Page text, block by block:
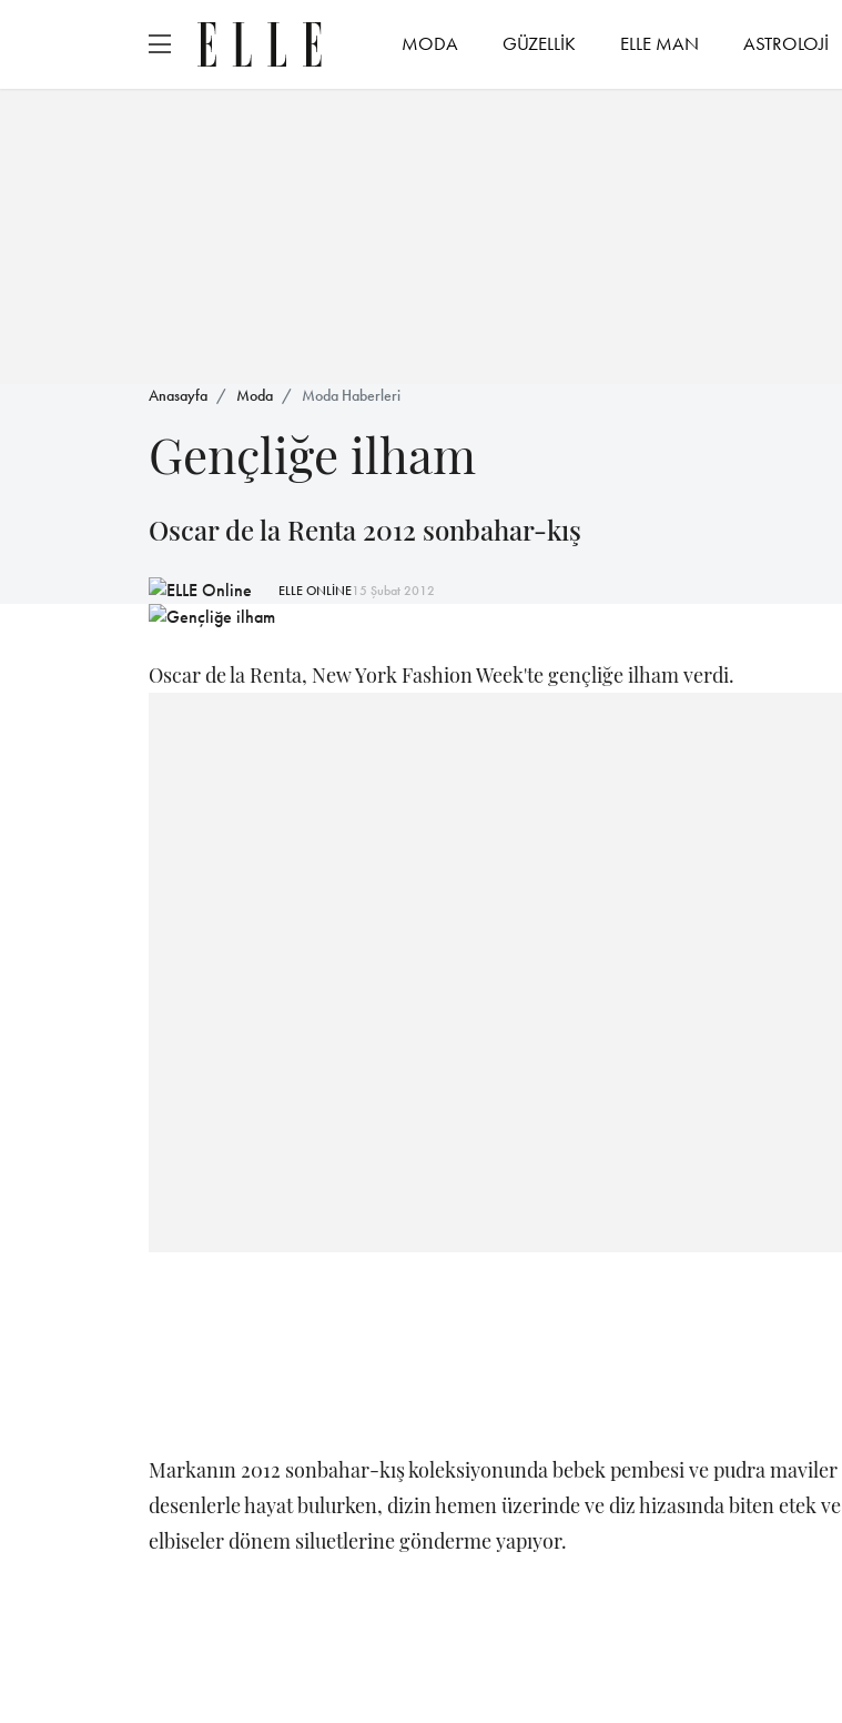
MODA GÜZELLİK ELLE MAN ASTROLOJİ
Anasayfa Moda Moda Haberleri
Gençliğe ilham
Oscar de la Renta 2012 sonbahar-kış
ELLE ONLİNE15 Şubat 2012
Oscar de la Renta, New York Fashion Week'te gençliğe ilham verdi.
Markanın 2012 sonbahar-kış koleksiyonunda bebek pembesi ve pudra maviler
desenlerle hayat bulurken, dizin hemen üzerinde ve diz hizasında biten etek ve
elbiseler dönem siluetlerine gönderme yapıyor.